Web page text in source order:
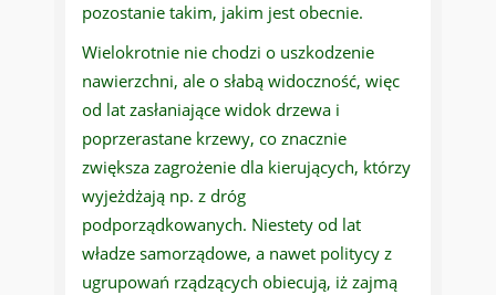
pozostanie takim, jakim jest obecnie.
Wielokrotnie nie chodzi o uszkodzenie
nawierzchni, ale o słabą widoczność, więc
od lat zasłaniające widok drzewa i
poprzerastane krzewy, co znacznie
zwiększa zagrożenie dla kierujących, którzy
wyjeżdżają np. z dróg
podporządkowanych. Niestety od lat
władze samorządowe, a nawet politycy z
ugrupowań rządzących obiecują, iż zajmą